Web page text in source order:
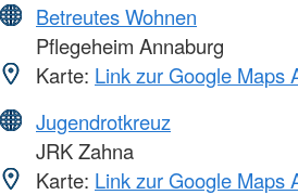
Betreutes Wohnen
Pflegeheim Annaburg
Karte: Link zur Google Maps
Jugendrotkreuz
JRK Zahna
Karte: Link zur Google Maps